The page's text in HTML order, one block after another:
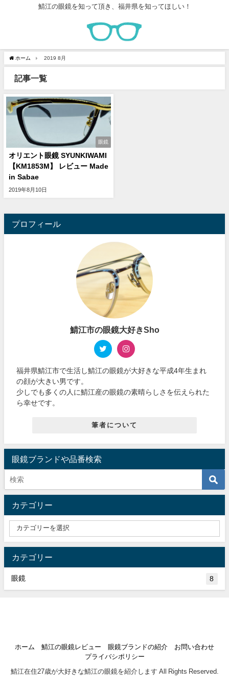
鯖江の眼鏡を知って頂き、福井県を知ってほしい！
ホーム 2019 8月
記事一覧
眼鏡
オリエント眼鏡 SYUNKIWAMI
【KM1853M】 レビュー Made
in Sabae
2019年8月10日
プロフィール
鯖江市の眼鏡大好きSho
福井県鯖江市で生活し鯖江の眼鏡が大好きな平成4年生まれ
の顔が大きい男です。
少しでも多くの人に鯖江産の眼鏡の素晴らしさを伝えられた
ら幸せです。
筆者について
眼鏡ブランドや品番検索
カテゴリー
カテゴリー
眼鏡 8
ホーム 鯖江の眼鏡レビュー 眼鏡ブランドの紹介
お問い合わせ
プライバシポリシー
鯖江在住27歳が大好きな鯖江の眼鏡を紹介します All Rights Reserved.